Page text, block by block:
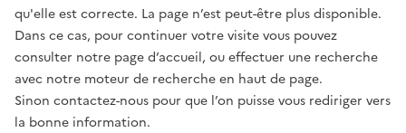
qu'elle est correcte. La page n’est peut-être plus disponible.
Dans ce cas, pour continuer votre visite vous pouvez
consulter notre page d’accueil, ou effectuer une recherche
avec notre moteur de recherche en haut de page.
Sinon contactez-nous pour que l’on puisse vous rediriger vers
la bonne information.